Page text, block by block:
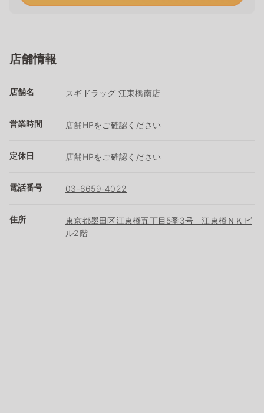
店舗情報
店舗名 スギドラッグ 江東橋南店
営業時間 店舗HPをご確認ください
定休日 店舗HPをご確認ください
電話番号 03-6659-4022
住所
東京都墨田区江東橋五丁目5番3号 江東橋ＮＫビ
ル2階